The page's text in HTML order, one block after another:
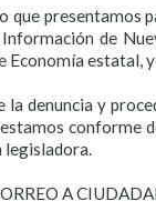
que presentamos
de
Economía estatal,
la denuncia y
conforme
A